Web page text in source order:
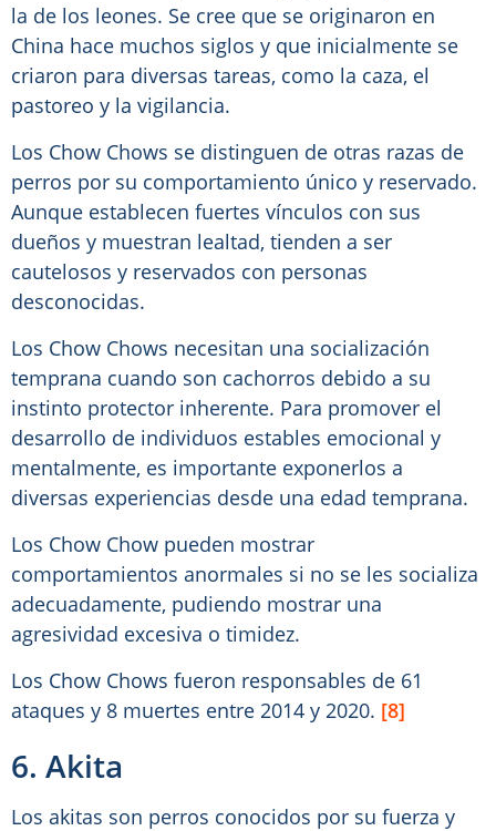
la de los leones. Se cree que se originaron en
China hace muchos siglos y que inicialmente se
criaron para diversas tareas, como la caza, el
pastoreo y la vigilancia.
Los Chow Chows se distinguen de otras razas de
perros por su comportamiento único y reservado.
Aunque establecen fuertes vínculos con sus
dueños y muestran lealtad, tienden a ser
cautelosos y reservados con personas
desconocidas.
Los Chow Chows necesitan una socialización
temprana cuando son cachorros debido a su
instinto protector inherente. Para promover el
desarrollo de individuos estables emocional y
mentalmente, es importante exponerlos a
diversas experiencias desde una edad temprana.
Los Chow Chow pueden mostrar
comportamientos anormales si no se les socializa
adecuadamente, pudiendo mostrar una
agresividad excesiva o timidez.
Los Chow Chows fueron responsables de 61
ataques y 8 muertes entre 2014 y 2020. [8]
6. Akita
Los akitas son perros conocidos por su fuerza y